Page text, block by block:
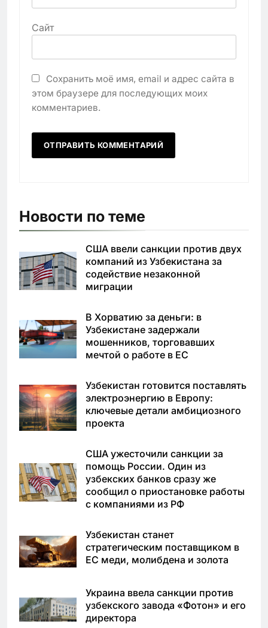
Сайт
Сохранить моё имя, email и адрес сайта в
этом браузере для последующих моих
комментариев.
Новости по теме
США ввели санкции против двух
компаний из Узбекистана за
содействие незаконной
миграции
В Хорватию за деньги: в
Узбекистане задержали
мошенников, торговавших
мечтой о работе в ЕС
Узбекистан готовится поставлять
электроэнергию в Европу:
ключевые детали амбициозного
проекта
США ужесточили санкции за
помощь России. Один из
узбекских банков сразу же
сообщил о приостановке работы
с компаниями из РФ
Узбекистан станет
стратегическим поставщиком в
ЕС меди, молибдена и золота
Украина ввела санкции против
узбекского завода «Фотон» и его
директора